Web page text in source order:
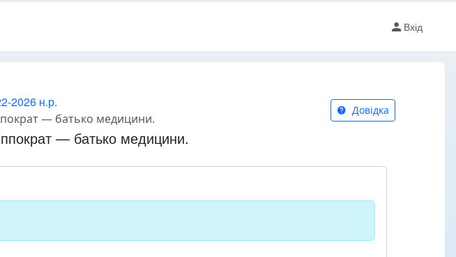
Вхід
2026 н.р.
— батько медицини.
Довідка
— батько медицини.